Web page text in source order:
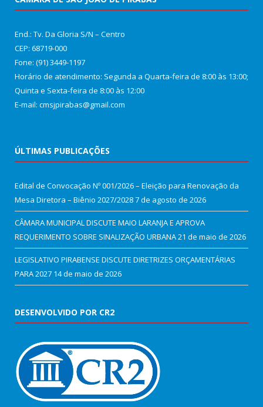
End.: Tv. Da Gloria S/N – Centro
CEP: 68719-000
Fone: (91) 3449-1197
Horário de atendimento: Segunda a Quarta-feira de 8:00 às 13:00;
Quinta e Sexta-feira de 8:00 às 12:00
E-mail: cmsjpirabas@gmail.com
ÚLTIMAS PUBLICAÇÕES
Edital de Convocação Nº 001/2026 – Eleição para Renovação da
Mesa Diretora – Biênio 2027/20287 de agosto de 2026
CÂMARA MUNICIPAL DISCUTE MAIO LARANJA E APROVA
REQUERIMENTO SOBRE SINALIZAÇÃO URBANA21 de maio de 2026
LEGISLATIVO PIRABENSE DISCUTE DIRETRIZES ORÇAMENTÁRIAS
PARA 2027 14 de maio de 2026
DESENVOLVIDO POR CR2